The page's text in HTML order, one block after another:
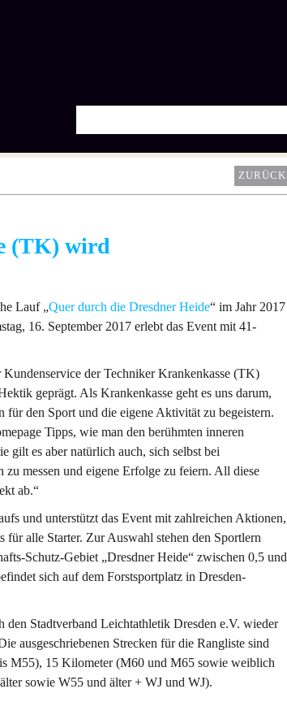
ZURÜCK
(TK) wird
Lauf „Quer durch die Dresdner Heide“ im Jahr 2017
16. September 2017 erlebt das Event mit 41-
der Techniker Krankenkasse (TK)
geprägt. Als Krankenkasse geht es uns darum,
für den Sport und die eigene Aktivität zu begeistern.
Tipps, wie man den berühmten inneren
gilt es aber natürlich auch, sich selbst bei
messen und eigene Erfolge zu feiern. All diese
ab.“
und unterstützt das Event mit zahlreichen Aktionen,
alle Starter. Zur Auswahl stehen den Sportlern
Schutz-Gebiet „Dresdner Heide“ zwischen 0,5 und
sich auf dem Forstsportplatz in Dresden-
Stadtverband Leichtathletik Dresden e.V. wieder
ausgeschriebenen Strecken für die Rangliste sind
M55), 15 Kilometer (M60 und M65 sowie weiblich
sowie W55 und älter + WJ und WJ).